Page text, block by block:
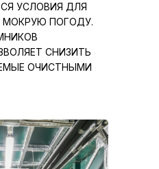
УСЛОВИЯ ДЛЯ
МОКРУЮ ПОГОДУ.
СНИЗИТЬ
ОЧИСТНЫМИ